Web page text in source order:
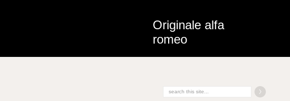
Originale alfa
romeo